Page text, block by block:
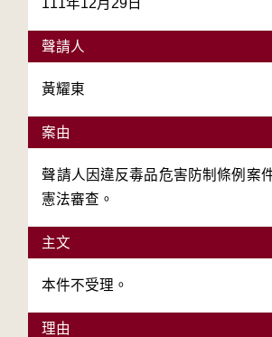
111年12月29日
聲請人
黃耀東
案由
聲請人因違反毒品危害防制條例案
憲法審查。
主文
本件不受理。
理由